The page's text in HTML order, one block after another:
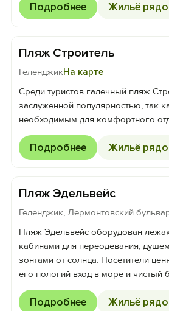
Подробнее Жильё
Пляж Строитель
ГеленджикНа карте
Среди туристов галечный пляж
заслуженной популярностью, так
необходимым для комфортного
Подробнее Жильё
Пляж Эдельвейс
Геленджик, Лермонтовский
Пляж Эдельвейс оборудован
кабинами для переодевания,
зонтами от солнца. Посетители
его пологий вход в море и чистый
Подробнее Жильё